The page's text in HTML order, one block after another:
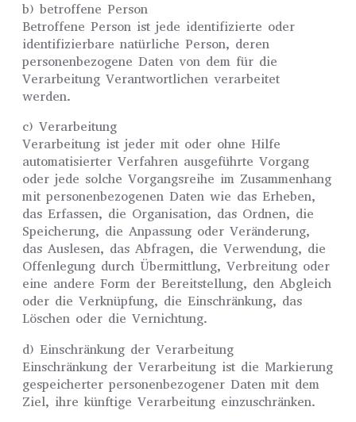
b) betroffene Person
Betroffene Person ist jede identifizierte oder
identifizierbare natürliche Person, deren
personenbezogene Daten von dem für die
Verarbeitung Verantwortlichen verarbeitet
werden.
c) Verarbeitung
Verarbeitung ist jeder mit oder ohne Hilfe
automatisierter Verfahren ausgeführte Vorgang
oder jede solche Vorgangsreihe im Zusammenhang
mit personenbezogenen Daten wie das Erheben,
das Erfassen, die Organisation, das Ordnen, die
Speicherung, die Anpassung oder Veränderung,
das Auslesen, das Abfragen, die Verwendung, die
Offenlegung durch Übermittlung, Verbreitung oder
eine andere Form der Bereitstellung, den Abgleich
oder die Verknüpfung, die Einschränkung, das
Löschen oder die Vernichtung.
d) Einschränkung der Verarbeitung
Einschränkung der Verarbeitung ist die Markierung
gespeicherter personenbezogener Daten mit dem
Ziel, ihre künftige Verarbeitung einzuschränken.